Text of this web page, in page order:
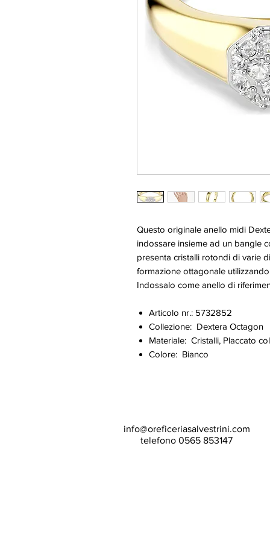
Questo originale anello midi
indossare insieme ad un bangle
presenta cristalli rotondi di varie
formazione ottagonale
Indossalo come anello di
Articolo nr.: 5732852
Collezione: Dextera Octagon
Materiale: Cristalli, Placcato
Colore: Bianco
info@oreficeriasalvestrini.com
telefono 0565 853147